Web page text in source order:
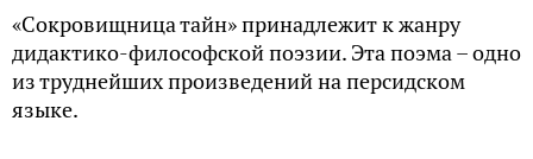
«Сокровищница тайн» принадлежит к жанру
дидактико-философской поэзии. Эта поэма – одно
из труднейших произведений на персидском
языке.